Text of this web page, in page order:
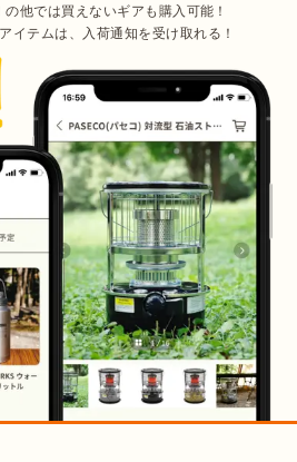
他では買えないギアも購入可能！
イテムは、入荷通知を受け取れる！